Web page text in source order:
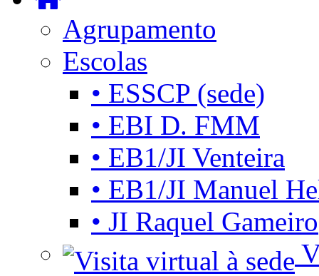
Agrupamento
Escolas
• ESSCP (sede)
• EBI D. FMM
• EB1/JI Venteira
• EB1/JI Manuel
• JI Raquel Gameiro